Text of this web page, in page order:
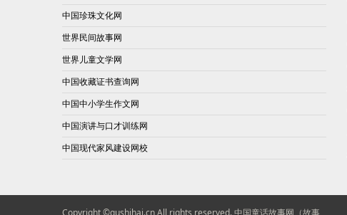
中国珍珠文化网
世界民间故事网
世界儿童文学网
中国收藏证书查询网
中国中小学生作文网
中国演讲与口才训练网
中国现代家风建设网校
Copyright ©gushihai.cn All rights reserved.中国童话故事网（故事